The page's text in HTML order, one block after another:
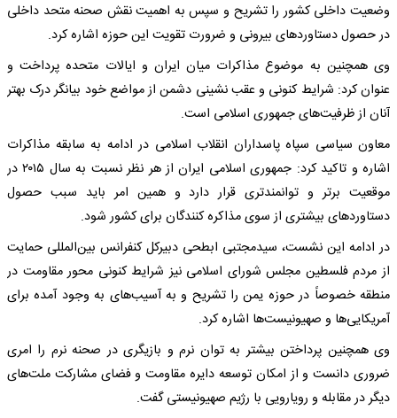
وضعیت داخلی کشور را تشریح و سپس به اهمیت نقش صحنه متحد داخلی
در حصول دستاوردهای بیرونی و ضرورت تقویت این حوزه اشاره کرد.
وی همچنین به موضوع مذاکرات میان ایران و ایالات متحده پرداخت و
عنوان کرد: شرایط کنونی و عقب نشینی دشمن از مواضع خود بیانگر درک بهتر
آنان از ظرفیت‌های جمهوری اسلامی است.
معاون سیاسی سپاه پاسداران انقلاب اسلامی در ادامه به سابقه مذاکرات
اشاره و تاکید کرد: جمهوری اسلامی ایران از هر نظر نسبت به سال ۲۰۱۵ در
موقعیت برتر و توانمندتری قرار دارد و همین امر باید سبب حصول
دستاوردهای بیشتری از سوی مذاکره کنندگان برای کشور شود.
در ادامه این نشست، سیدمجتبی ابطحی دبیرکل کنفرانس بین‌المللی حمایت
از مردم فلسطین مجلس شورای اسلامی نیز شرایط کنونی محور مقاومت در
منطقه خصوصاً در حوزه یمن را تشریح و به آسیب‌های به وجود آمده برای
آمریکایی‌ها و صهیونیست‌ها اشاره کرد.
وی همچنین پرداختن بیشتر به توان نرم و بازیگری در صحنه نرم را امری
ضروری دانست و از امکان توسعه دایره مقاومت و فضای مشارکت ملت‌های
دیگر در مقابله و رویارویی با رژیم صهیونیستی گفت.